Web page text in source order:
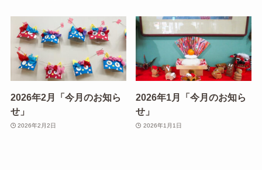
2026年2月「今月のお知ら
せ」
2026年2月2日
2026年1月「今月のお知ら
せ」
2026年1月1日